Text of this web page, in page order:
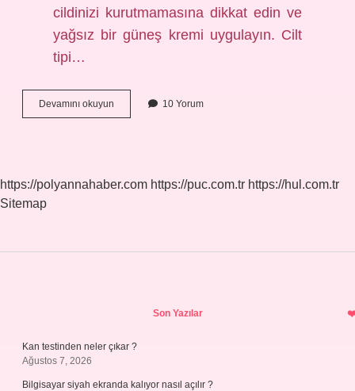
cildinizi kurutmamasına dikkat edin ve
yağsız bir güneş kremi uygulayın. Cilt
tipi…
Devamını okuyun
Cilt
10 Yorum
https://polyannahaber.com https://puc.com.tr https://hul.com.tr
Sitemap
Son Yazılar
Kan testinden neler çıkar ?
Ağustos 7, 2026
Bilgisayar siyah ekranda kalıyor nasıl açılır ?